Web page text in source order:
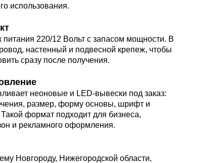
использования.
питания 220/12 Вольт с запасом мощности. В
настенный и подвесной крепеж, чтобы
сразу после получения.
неоновые и LED-вывески под заказ:
размер, форму основы, шрифт и
формат подходит для бизнеса,
и рекламного оформления.
Новгороду, Нижегородской области,